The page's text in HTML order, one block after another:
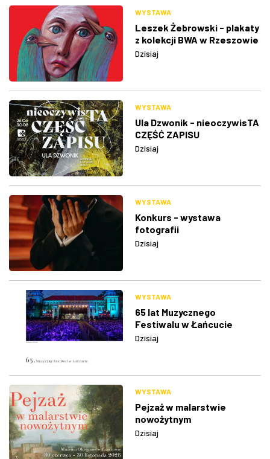
WYSTAWA
Leszek Żebrowski - plakaty
z kolekcji BWA w Rzeszowie
Dzisiaj
WYSTAWA
Ula Dzwonik - nieoczywisTA
CZĘŚĆ ZAPISU
Dzisiaj
WYSTAWA
Konkurs - wystawa
fotografii
Dzisiaj
WYSTAWA
65 lat Muzycznego
Festiwalu w Łańcucie
Dzisiaj
WYSTAWA
Pejzaż w malarstwie
nowożytnym
Dzisiaj